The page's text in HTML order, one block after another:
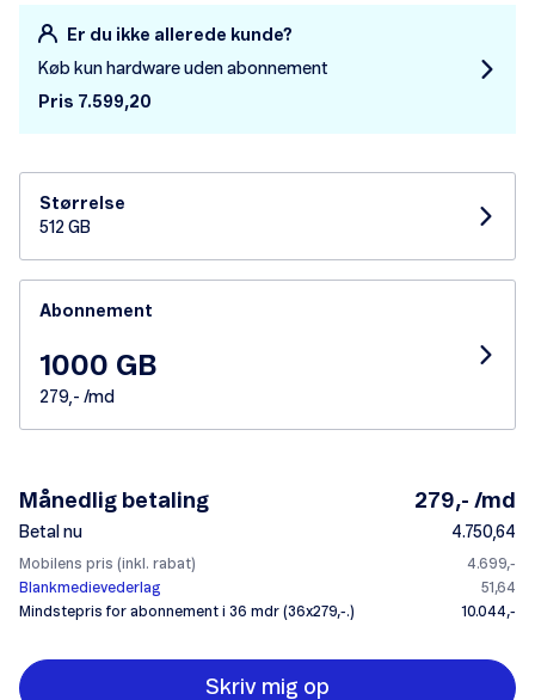
Er du ikke allerede kunde?
Køb kun hardware uden abonnement
Pris 7.599,20
Størrelse
512 GB
Abonnement
1000 GB
279,- /md
Månedlig betaling 279,- /md
Betal nu 4.750,64
Mobilens pris (inkl. rabat)
4.699,-
Blankmedievederlag
51,64
Mindstepris for abonnement i 36 mdr (36x279,-.)
10.044,-
Skriv mig op